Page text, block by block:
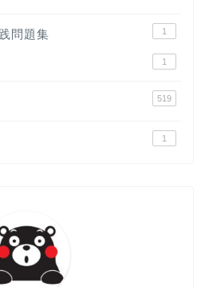
問題集 1
1
519
1
大学入試英語対策講座
言・格言・カッコい